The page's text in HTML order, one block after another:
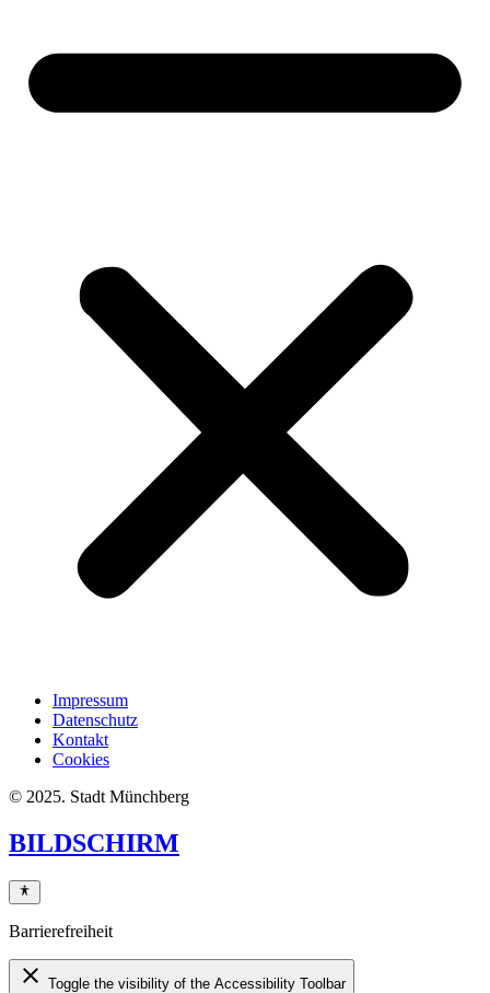
Impressum
Datenschutz
Kontakt
Cookies
© 2025. Stadt Münchberg
BILDSCHIRM
Barrierefreiheit
close Toggle the visibility of the Accessibility Toolbar